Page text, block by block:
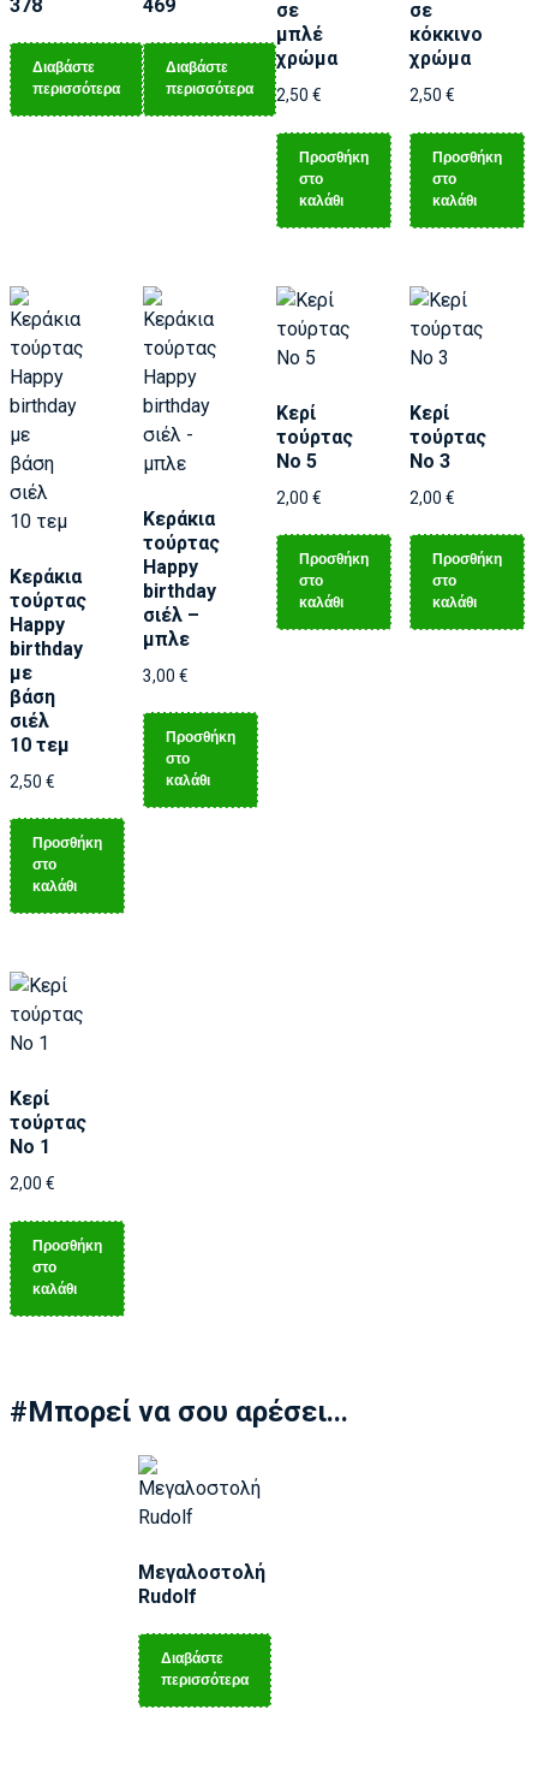
378
Διαβάστε
περισσότερα
469
Διαβάστε
περισσότερα
σε
μπλέ
χρώμα
2,50 €
Προσθήκη
στο
καλάθι
σε
κόκκινο
χρώμα
2,50 €
Προσθήκη
στο
καλάθι
Κεράκια
τούρτας
Happy
birthday
με
βάση
σιέλ
10 τεμ
2,50 €
Προσθήκη
στο
καλάθι
Κεράκια
τούρτας
Happy
birthday
σιέλ –
μπλε
3,00 €
Προσθήκη
στο
καλάθι
Κερί
τούρτας
Νο 5
2,00 €
Προσθήκη
στο
καλάθι
Κερί
τούρτας
Νο 3
2,00 €
Προσθήκη
στο
καλάθι
Κερί
τούρτας
Νο 1
2,00 €
Προσθήκη
στο
καλάθι
#Μπορεί να σου αρέσει...
Μεγαλοστολή
Rudolf
Διαβάστε
περισσότερα